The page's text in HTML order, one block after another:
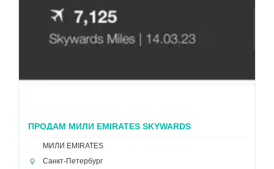
ПРОДАМ МИЛИ EMIRATES SKYWARDS
МИЛИ EMIRATES
Санкт-Петербург